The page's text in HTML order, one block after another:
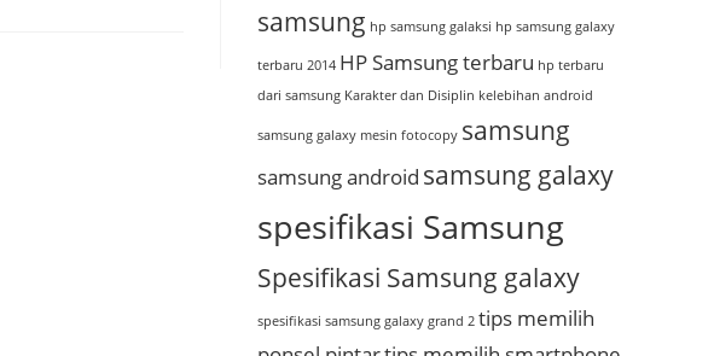
samsung hp samsung galaksi hp samsung galaxy
terbaru 2014 HP Samsung terbaru hp terbaru
dari samsung Karakter dan Disiplin kelebihan android
samsung galaxy mesin fotocopy samsung
samsung android samsung galaxy
spesifikasi Samsung
Spesifikasi Samsung galaxy
spesifikasi samsung galaxy grand 2 tips memilih